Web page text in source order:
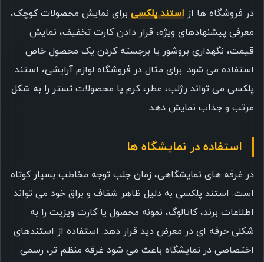
در فروشگاه ها از استند پلکسی برای نمایش محصولات کوچک،
معرفی پیشنهادهای ویژه، قرار دادن کارت تخفیف، نمایش
قیمت، نگهداری بروشور یا برجسته کردن یک محصول خاص
استفاده می شود. برای مثال در فروشگاه لوازم آرایشی، استند
پلکسی می تواند رژلب، عطر، کرم یا محصولات تستر را به شکل
مرتب و جذاب نمایش دهد.
استفاده در نمایشگاه ها
در غرفه های نمایشگاهی، زمان جلب توجه مخاطب بسیار کوتاه
است. استند پلکسی به دلیل ظاهر شفاف و براق خود می تواند
اطلاعات برند، کاتالوگ، نمونه محصول یا کارت ویزیت را به
شکلی حرفه ای در معرض دید قرار دهد. استفاده از استندهای
اختصاصی در نمایشگاه باعث می شود غرفه منظم تر، رسمی